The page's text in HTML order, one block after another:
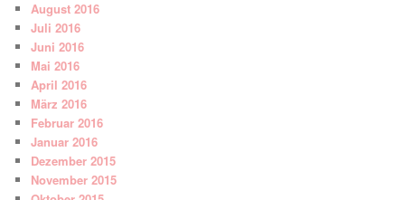
August 2016
Juli 2016
Juni 2016
Mai 2016
April 2016
März 2016
Februar 2016
Januar 2016
Dezember 2015
November 2015